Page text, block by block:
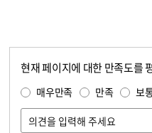
현재 페이지에 대한 만족도를
매우만족 만족 보